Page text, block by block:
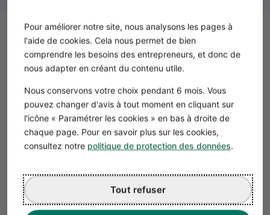
Pour améliorer notre site, nous analysons les pages à
l'aide de cookies. Cela nous permet de bien
comprendre les besoins des entrepreneurs, et donc de
nous adapter en créant du contenu utile.
Nous conservons votre choix pendant 6 mois. Vous
pouvez changer d'avis à tout moment en cliquant sur
l'icône « Paramétrer les cookies » en bas à droite de
chaque page. Pour en savoir plus sur les cookies,
consultez notre politique de protection des données.
Tout refuser
Comment réaliser l’analyse
SWOT d’un opticien ?
un plan d’action utile et exploitable, suivez ces quatre
étapes.
Étape #1 : définir les objectifs de l’analyse
SWOT
matrice SWOT. Pour un opticien ou un magasin
d'optique, plusieurs objectifs sont possibles :
Préparer une ouverture de magasin: analyser la